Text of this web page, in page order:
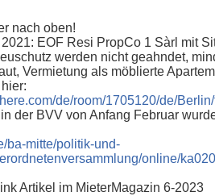
nach oben!
EOF Resi PropCo 1 Sàrl mit
werden nicht geahndet,
Vermietung als möblierte
de/room/1705120/de/
der BVV von Anfang Februar
ba-mitte/politik-und-
online/
Artikel im MieterMagazin 6-2023